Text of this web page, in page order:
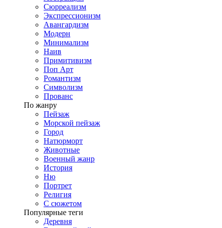
Сюрреализм
Экспрессионизм
Авангардизм
Модерн
Минимализм
Наив
Примитивизм
Поп Арт
Романтизм
Символизм
Прованс
По жанру
Пейзаж
Морской пейзаж
Город
Натюрморт
Животные
Военный жанр
История
Ню
Портрет
Религия
С сюжетом
Популярные теги
Деревня